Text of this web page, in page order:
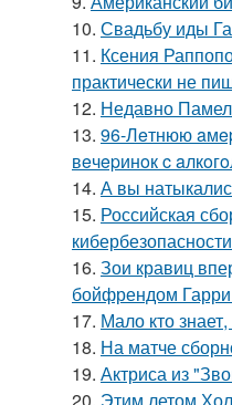
10. Свадьбу иды
11. Ксения
практически не
12. Недавно
13. 96-Лeтнюю
вeчepинoк c
14. А вы
15. Российская
16. Зои кравиц
бойфрендом
17. Мало кто
18. На матче
19. Актриса из